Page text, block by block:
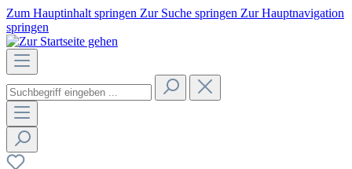
Zum Hauptinhalt springen Zur Suche springen Zur Hauptnavigation
springen